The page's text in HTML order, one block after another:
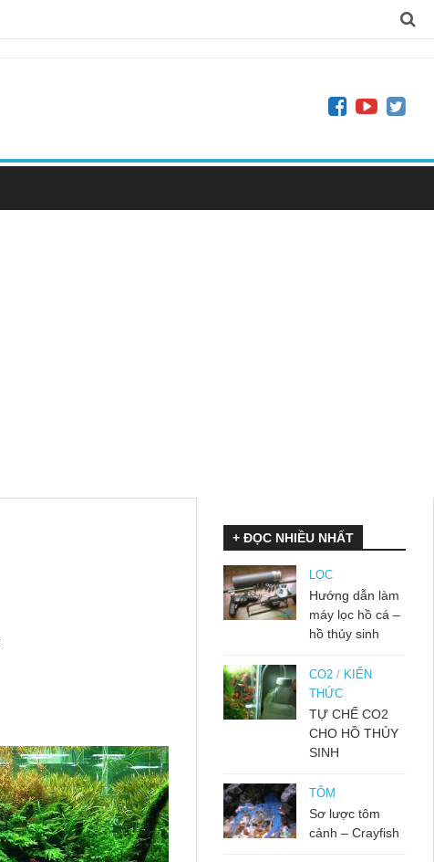
+ ĐỌC NHIỀU NHẤT
LỌC
Hướng dẫn làm
máy lọc hồ cá –
hồ thủy sinh
CO2 / KIẾN
THỨC
TỰ CHẾ CO2
CHO HỒ THỦY
SINH
TÔM
Sơ lược tôm
cảnh – Crayfish